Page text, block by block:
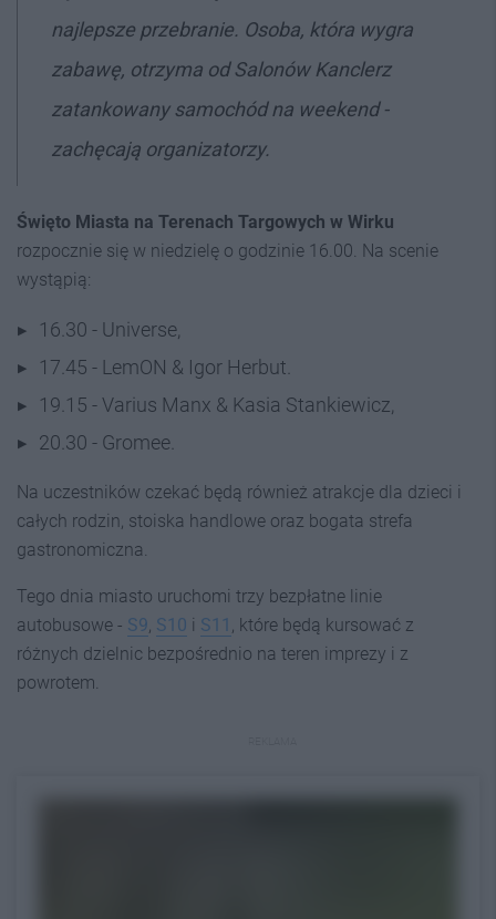
najlepsze przebranie. Osoba, która wygra
zabawę, otrzyma od Salonów Kanclerz
zatankowany samochód na weekend -
zachęcają organizatorzy.
Święto Miasta na Terenach Targowych w Wirku
rozpocznie się w niedzielę o godzinie 16.00. Na scenie
wystąpią:
16.30 - Universe,
17.45 - LemON & Igor Herbut.
19.15 - Varius Manx & Kasia Stankiewicz,
20.30 - Gromee.
Na uczestników czekać będą również atrakcje dla dzieci i
całych rodzin, stoiska handlowe oraz bogata strefa
gastronomiczna.
Tego dnia miasto uruchomi trzy bezpłatne linie
autobusowe - S9, S10 i S11 , które będą kursować z
różnych dzielnic bezpośrednio na teren imprezy i z
powrotem.